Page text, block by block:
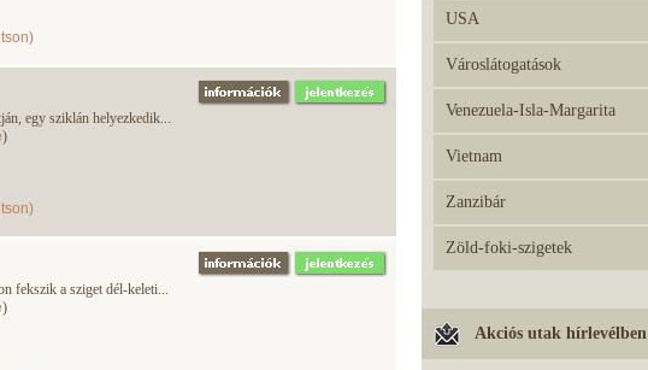
egy sziklán helyezkedik...
)
fekszik a sziget dél-keleti...
)
USA
Városlátogatások
Venezuela-Isla-Margarita
Vietnam
Zanzibár
Zöld-foki-szigetek
Akciós utak hírlevélben